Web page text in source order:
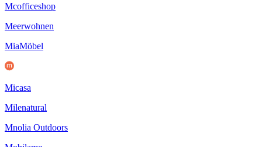
Mcofficeshop
Meerwohnen
MiaMöbel
Micasa
Milenatural
Mnolia Outdoors